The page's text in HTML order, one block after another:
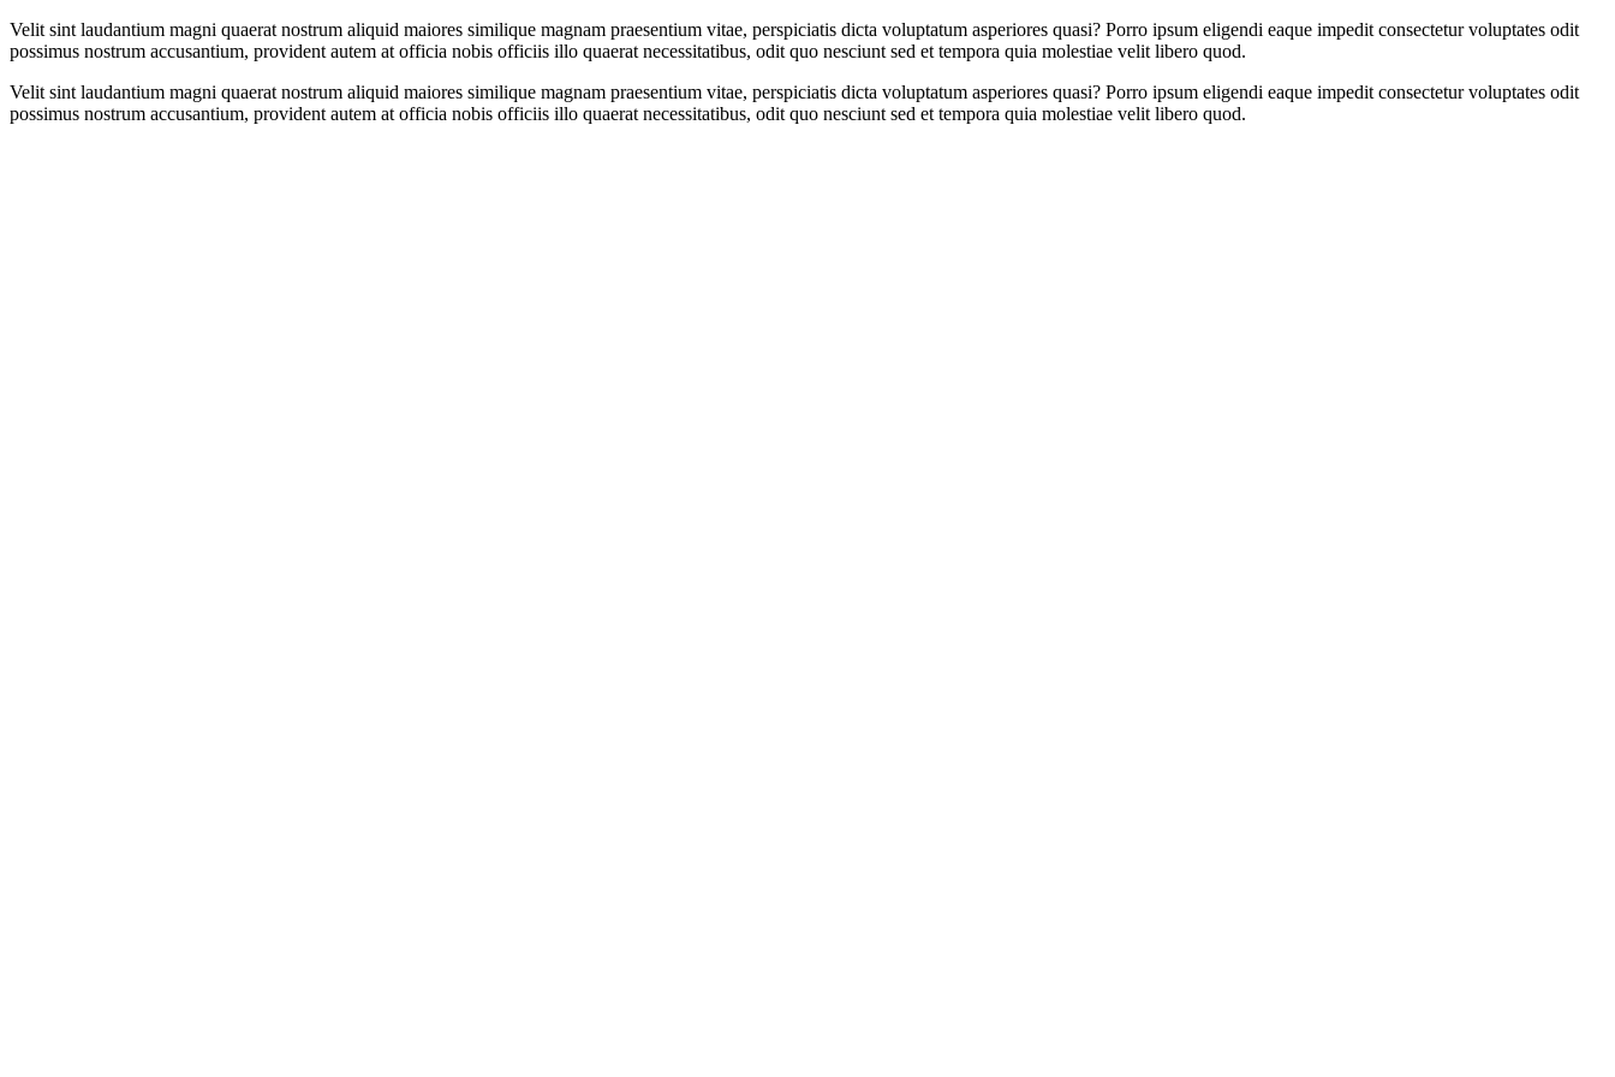
Velit sint laudantium magni quaerat nostrum aliquid maiores similique magnam praesentium vitae, perspiciatis dicta voluptatum asperiores quasi? Porro ipsum eligendi eaque impedit consectetur voluptates odit
possimus nostrum accusantium, provident autem at officia nobis officiis illo quaerat necessitatibus, odit quo nesciunt sed et tempora quia molestiae velit libero quod.
Velit sint laudantium magni quaerat nostrum aliquid maiores similique magnam praesentium vitae, perspiciatis dicta voluptatum asperiores quasi? Porro ipsum eligendi eaque impedit consectetur voluptates odit
possimus nostrum accusantium, provident autem at officia nobis officiis illo quaerat necessitatibus, odit quo nesciunt sed et tempora quia molestiae velit libero quod.